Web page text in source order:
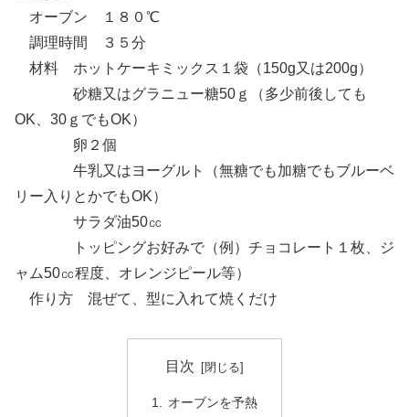
オーブン １８０℃
調理時間 ３５分
材料 ホットケーキミックス１袋（150g又は200g）
砂糖又はグラニュー糖50ｇ（多少前後しても
OK、30ｇでもOK）
卵２個
牛乳又はヨーグルト（無糖でも加糖でもブルーベ
リー入りとかでもOK）
サラダ油50㏄
トッピングお好みで（例）チョコレート１枚、ジ
ャム50㏄程度、オレンジピール等）
作り方 混ぜて、型に入れて焼くだけ
目次
オーブンを予熱